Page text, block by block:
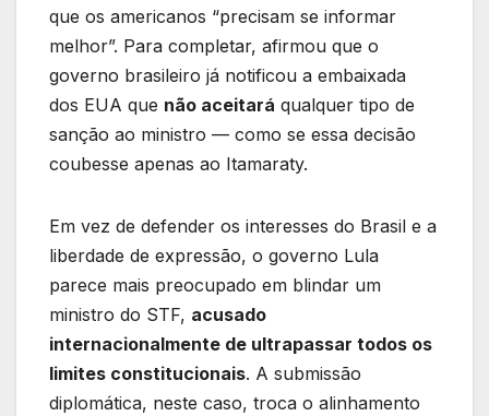
que os americanos “precisam se informar
melhor”. Para completar, afirmou que o
governo brasileiro já notificou a embaixada
dos EUA que não aceitará qualquer tipo de
sanção ao ministro — como se essa decisão
coubesse apenas ao Itamaraty.
Em vez de defender os interesses do Brasil e a
liberdade de expressão, o governo Lula
parece mais preocupado em blindar um
ministro do STF, acusado
internacionalmente de ultrapassar todos os
limites constitucionais. A submissão
diplomática, neste caso, troca o alinhamento